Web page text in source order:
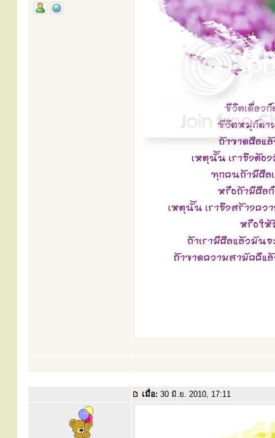
เมื่อ: 30 มิ.ย. 2010, 17:11